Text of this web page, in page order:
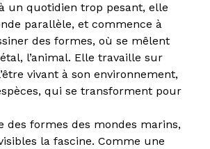
un quotidien trop pesant, elle
parallèle, et commence à
des formes, où se mêlent
l’animal. Elle travaille sur
vivant à son environnement,
qui se transforment pour
des formes des mondes marins,
la fascine. Comme une